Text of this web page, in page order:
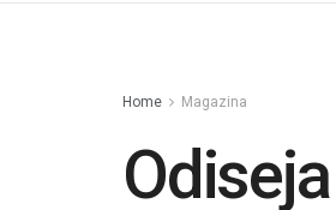
Home Magazina